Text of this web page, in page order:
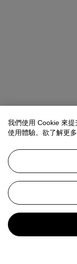
我們使用 Cookie 來
使用體驗。欲了解更